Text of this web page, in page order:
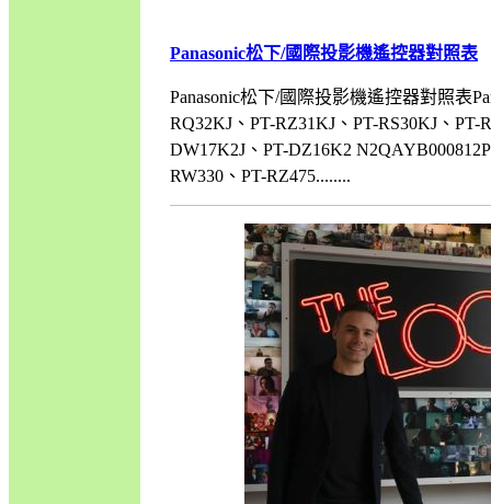
Panasonic松下/國際投影機遙控器對照表
Panasonic松下/國際投影機遙控器對照表
RQ32KJ、PT-RZ31KJ、PT-RS30KJ、PT-
DW17K2J、PT-DZ16K2
RW330、PT-RZ475........